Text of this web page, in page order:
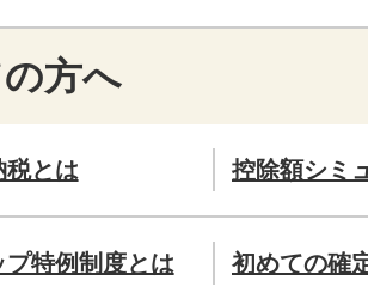
方へ
税とは 控除額シミ
プ特例制度とは 初めての確